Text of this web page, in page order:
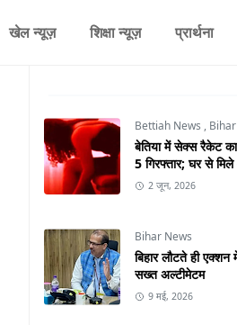
खेल न्यूज़ शिक्षा न्यूज़ प्रार्थना
Bettiah News ,
बेतिया में सेक्स रैकेट
5 गिरफ्तार; घर से
2 जून, 2026
Bihar News
बिहार लौटते ही
सख्त अल्टीमेटम
9 मई, 2026